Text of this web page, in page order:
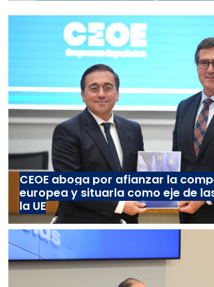
CEOE aboga por afianzar la
europea y situarla como eje de
la UE